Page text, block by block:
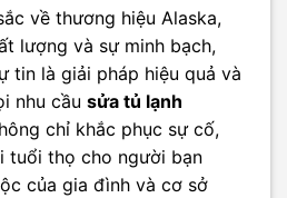
về thương hiệu Alaska,
lượng và sự minh bạch,
tin là giải pháp hiệu quả và
nhu cầu sửa tủ lạnh
chỉ khắc phục sự cố,
tuổi thọ cho người bạn
của gia đình và cơ sở